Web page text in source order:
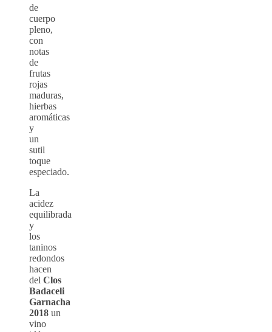
de
cuerpo
pleno,
con
notas
de
frutas
rojas
maduras,
hierbas
aromáticas
y
un
sutil
toque
especiado.
La
acidez
equilibrada
y
los
taninos
redondos
hacen
del Clos
Badaceli
Garnacha
2018 un
vino